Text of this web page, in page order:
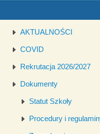
AKTUALNOŚCI
COVID
Rekrutacja 2026/2027
Dokumenty
Statut Szkoły
Procedury i